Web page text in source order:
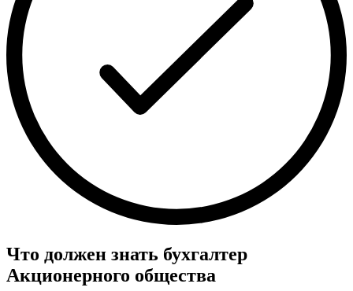
Что должен знать бухгалтер
Акционерного общества